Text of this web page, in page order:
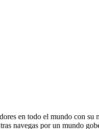
en todo el mundo con
navegas por un mundo